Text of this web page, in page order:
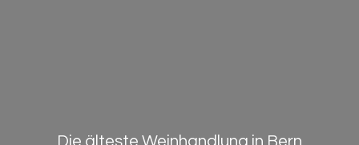
Die älteste Weinhandlung in Bern